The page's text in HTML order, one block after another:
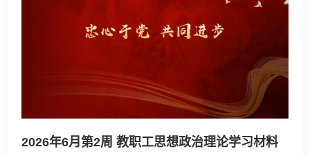
2026年6月第2周 教职工思想政治理论学习材料